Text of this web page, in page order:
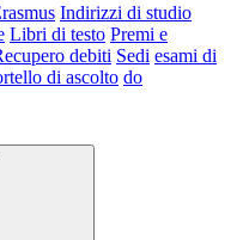
Indirizzi di studio
Libri di testo Premi e
debiti Sedi esami di
di ascolto do